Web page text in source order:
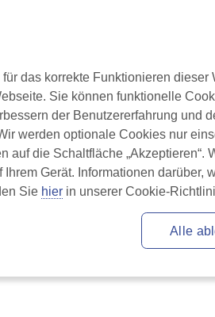
Behandlung des RLS
das korrekte Funktionieren dieser
Sie können funktionelle
der Benutzererfahrung und
werden optionale Cookies nur
die Schaltfläche
Gerät. Informationen
Sie hier in unserer Cookie-
Alle